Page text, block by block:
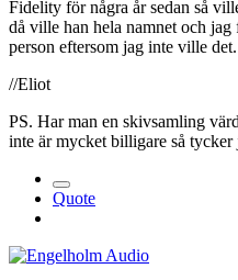
Fidelity för några år sedan så
då ville han hela namnet och
person eftersom jag inte ville det.
//Eliot
PS. Har man en skivsamling
inte är mycket billigare så
Quote